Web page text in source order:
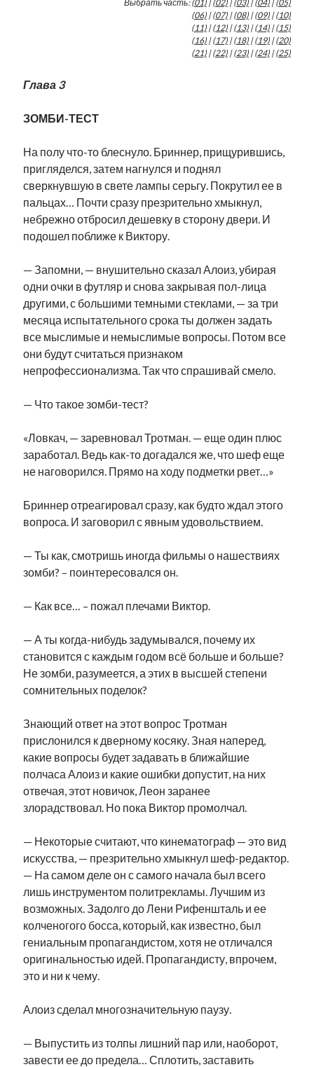
Метки
radio narva takinada андрус ансип
ансиппиада безработица видео война
в поисках здравого смысла выборы высказывание
евросоюз интервью история кабинетные истории
катри райк кая каллас книга маська
нацменьшинства обучение эстонскому
парад клоунов поводырь
подкаст потеряны данные пресса программа
рийгикогу россия русский роман
русскоязычное образование сми ссср стенограмма
т.х. ильвес танк фотоотчет экономика
эстония эстонский язык
Михаил Стальнухин:
mstalnuhhin@gmail.com
Выбрать часть:(01)|(02)|(03)|(04)|(05)
(06)|(07)|(08)|(09)|(10)
(11)|(12)|(13)|(14)|(15)
(16)|(17)|(18)|(19)|(20)
(21)|(22)|(23)|(24)|(25)
Глава 3
ЗОМБИ-ТЕСТ
На полу что-то блеснуло. Бриннер, прищурившись,
пригляделся, затем нагнулся и поднял
сверкнувшую в свете лампы серьгу. Покрутил ее в
пальцах… Почти сразу презрительно хмыкнул,
небрежно отбросил дешевку в сторону двери. И
подошел поближе к Виктору.
— Запомни, — внушительно сказал Алоиз, убирая
одни очки в футляр и снова закрывая пол-лица
другими, с большими темными стеклами, — за три
месяца испытательного срока ты должен задать
все мыслимые и немыслимые вопросы. Потом все
они будут считаться признаком
непрофессионализма. Так что спрашивай смело.
— Что такое зомби-тест?
«Ловкач, — заревновал Тротман. — еще один плюс
заработал. Ведь как-то догадался же, что шеф еще
не наговорился. Прямо на ходу подметки рвет…»
Бриннер отреагировал сразу, как будто ждал этого
вопроса. И заговорил с явным удовольствием.
— Ты как, смотришь иногда фильмы о нашествиях
зомби? – поинтересовался он.
— Как все… – пожал плечами Виктор.
— А ты когда-нибудь задумывался, почему их
становится с каждым годом всё больше и больше?
Не зомби, разумеется, а этих в высшей степени
сомнительных поделок?
Знающий ответ на этот вопрос Тротман
прислонился к дверному косяку. Зная наперед,
какие вопросы будет задавать в ближайшие
полчаса Алоиз и какие ошибки допустит, на них
отвечая, этот новичок, Леон заранее
злорадствовал. Но пока Виктор промолчал.
— Некоторые считают, что кинематограф — это вид
искусства, — презрительно хмыкнул шеф-редактор.
— На самом деле он с самого начала был всего
лишь инструментом политрекламы. Лучшим из
возможных. Задолго до Лени Рифеншталь и ее
колченогого босса, который, как известно, был
гениальным пропагандистом, хотя не отличался
оригинальностью идей. Пропагандисту, впрочем,
это и ни к чему.
Алоиз сделал многозначительную паузу.
— Выпустить из толпы лишний пар или, наоборот,
завести ее до предела… Сплотить, заставить